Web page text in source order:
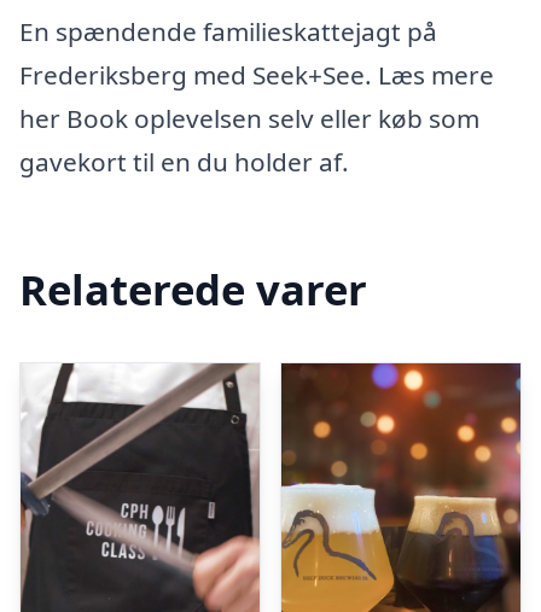
En spændende familieskattejagt på
Frederiksberg med Seek+See. Læs mere
her Book oplevelsen selv eller køb som
gavekort til en du holder af.
Relaterede varer